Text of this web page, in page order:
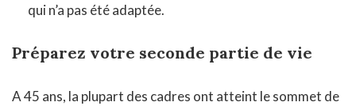
qui n’a pas été adaptée.
Préparez votre seconde partie de vie
A 45 ans, la plupart des cadres ont atteint le sommet de